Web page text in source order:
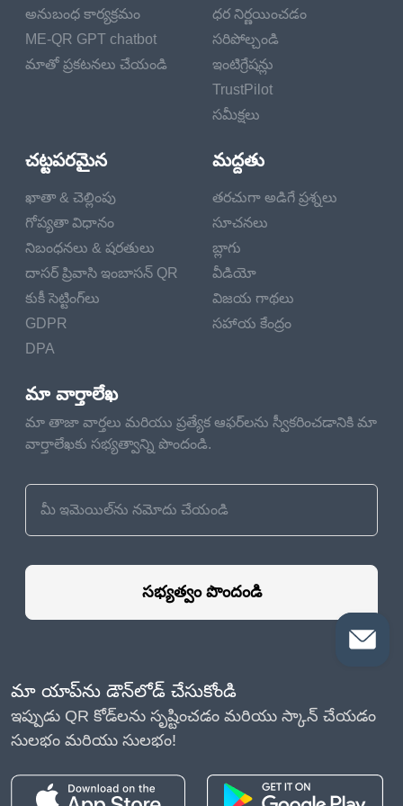
అనుబంధ కార్యక్రమం
ME-QR GPT chatbot
మాతో ప్రకటనలు చేయండి
ధర నిర్ణయించడం
సరిపోల్చండి
ఇంటిగ్రేషన్లు
TrustPilot
సమీక్షలు
చట్టపరమైన
ఖాతా & చెల్లింపు
గోప్యతా విధానం
నిబంధనలు & షరతులు
దాసర్ ప్రివాసి ఇంబాసన్ QR
కుకీ సెట్టింగ్‌లు
GDPR
DPA
మద్దతు
తరచుగా అడిగే ప్రశ్నలు
సూచనలు
బ్లాగు
వీడియో
విజయ గాథలు
సహాయ కేంద్రం
మా వార్తాలేఖ
మా తాజా వార్తలు మరియు ప్రత్యేక ఆఫర్‌లను స్వీకరించడానికి మా
వార్తాలేఖకు సభ్యత్వాన్ని పొందండి.
సభ్యత్వం పొందండి
మా యాప్‌ను డౌన్‌లోడ్ చేసుకోండి
ఇప్పుడు QR కోడ్‌లను సృష్టించడం మరియు స్కాన్ చేయడం
సులభం మరియు సులభం!